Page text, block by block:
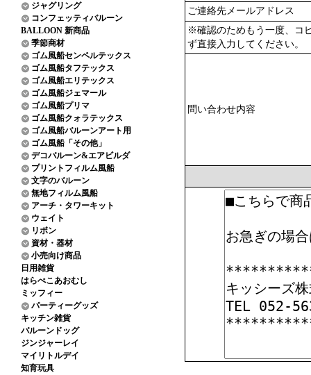
ジャグリング
コンフェッティバルーン
BALLOON 新商品
季節商材
ゴム風船センペルテックス
ゴム風船タフテックス
ゴム風船エリテックス
ゴム風船ジェマール
ゴム風船プリマ
ゴム風船クォラテックス
ゴム風船バルーンアート用
ゴム風船「その他」
デコバルーン&エアビルダ
プリントフィルム風船
文字のバルーン
無地フィルム風船
アーチ・タワーキット
ウェイト
リボン
資材・器材
小売向け商品
日用雑貨
はらぺこあおむし
ミッフィー
パーティーグッズ
キッチン雑貨
バルーンドッグ
ジンジャーレイ
マイリトルデイ
知育玩具
ご連絡先メールアドレス
※確認のためもう一度、コ
ず直接入力してください。
問い合わせ内容